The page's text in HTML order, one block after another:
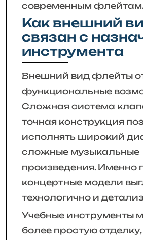
современным
Как внешний
связан с
инструмента
Внешний вид флейты
функциональные
Сложная система
точная конструкция
исполнять широкий
сложные музыкальные
произведения. Именно
концертные модели
технологично и
Учебные инструменты
более простую